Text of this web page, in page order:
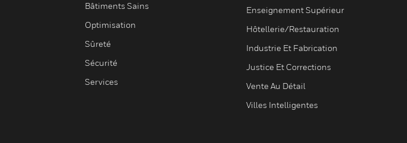
Bâtiments Sains
Optimisation
Sûreté
Sécurité
Services
Enseignement Supérieur
Hôtellerie/Restauration
Industrie Et Fabrication
Justice Et Corrections
Vente Au Détail
Villes Intelligentes